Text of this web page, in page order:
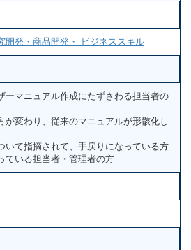
開発・商品開発・ ビジネススキル
ーマニュアル作成にたずさわる担当者の
が変わり、従来のマニュアルが形骸化し
いて指摘されて、手戻りになっている方
ている担当者・管理者の方